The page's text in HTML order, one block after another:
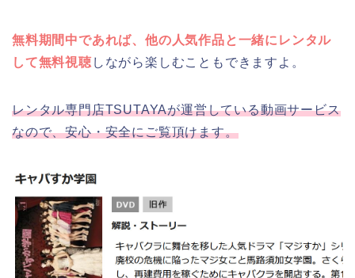
無料期間中であれば、他の人気作品と一緒にレンタル
して無料視聴 しながら楽しむこともできますよ。
レンタル専門店TSUTAYAが運営している動画サービス
なので、安心・安全にご覧頂けます。